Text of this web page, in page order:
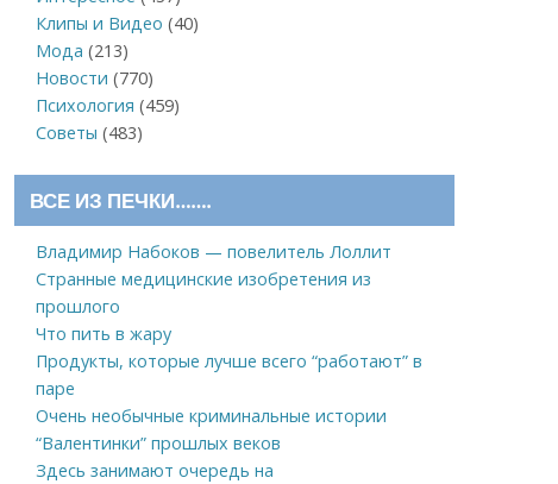
Клипы и Видео (40)
Мода (213)
Новости (770)
Психология (459)
Советы (483)
ВСЕ ИЗ ПЕЧКИ…….
Владимир Набоков — повелитель Лоллит
Странные медицинские изобретения из
прошлого
Что пить в жару
Продукты, которые лучше всего “работают” в
паре
Очень необычные криминальные истории
“Валентинки” прошлых веков
Здесь занимают очередь на